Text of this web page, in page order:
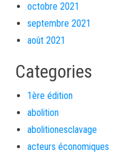
octobre 2021
septembre 2021
août 2021
Categories
1ère édition
abolition
abolitionesclavage
acteurs économiques